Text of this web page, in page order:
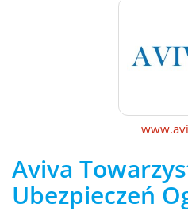
Aviva
Ubezpieczeń